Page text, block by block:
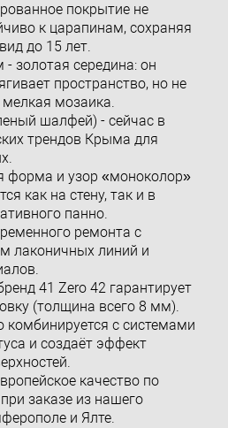
покрытие не
к царапинам, сохраняя
до 15 лет.
золотая середина: он
пространство, но не
мелкая мозаика.
шалфей) - сейчас в
трендов Крыма для
форма и узор «моноколор»
как на стену, так и в
панно.
ремонта с
лаконичных линий и
41 Zero 42 гарантирует
(толщина всего 8 мм).
комбинируется с системами
и создаёт эффект
качество по
заказе из нашего
и Ялте.